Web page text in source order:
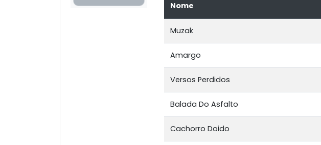
Nome
Muzak
Amargo
Versos Perdidos
Balada Do Asfalto
Cachorro Doido